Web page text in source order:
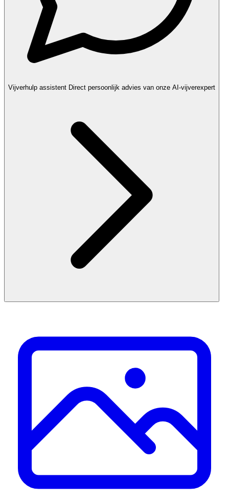
Vijverhulp assistent Direct persoonlijk advies van onze AI-vijverexpert